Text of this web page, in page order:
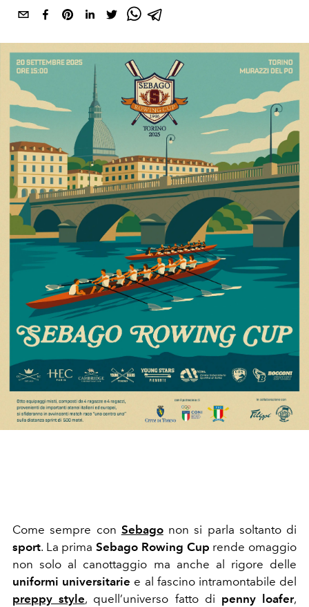
Come sempre con Sebagonon si parla soltanto di
sport. La primaSebago Rowing Cup rende omaggio
non solo al canottaggio ma anche al rigore delle
uniformi universitarie e al fascino intramontabile del
preppy style, quell’universo fatto di penny loafer,